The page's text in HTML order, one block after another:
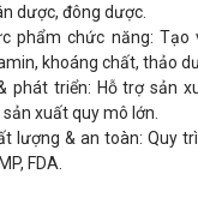
dược, đông dược.
phẩm chức năng: Tạo
khoáng chất, thảo
phát triển: Hỗ trợ sản
xuất quy mô lớn.
lượng & an toàn: Quy
FDA.